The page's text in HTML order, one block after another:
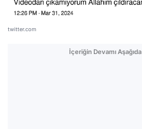
twitter.com
İçeriğin Devamı Aşağıda